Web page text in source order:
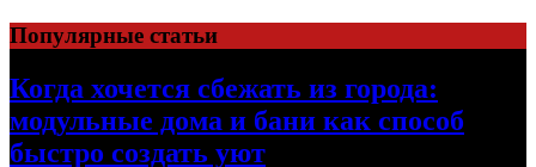
Перейти
к
содержимому
Популярные статьи
Когда хочется сбежать из города:
модульные дома и бани как способ
быстро создать уют